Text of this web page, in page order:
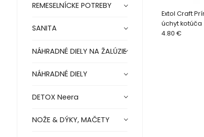
REMESELNÍCKE POTREBY
SANITA
NÁHRADNÉ DIELY NA ŽALÚZIE
NÁHRADNÉ DIELY
DETOX Neera
NOŽE & DÝKY, MAČETY
Extol Craft
úchyt kotúča
405223/
4.80 €